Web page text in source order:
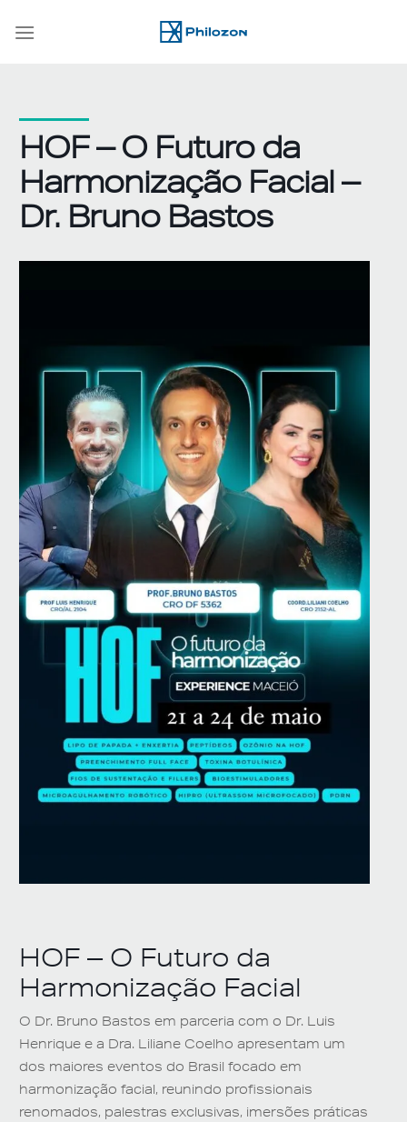
HOF – O Futuro da
Harmonização Facial –
Dr. Bruno Bastos
HOF – O Futuro da
Harmonização Facial
O Dr. Bruno Bastos em parceria com o Dr. Luis
Henrique e a Dra. Liliane Coelho apresentam um
dos maiores eventos do Brasil focado em
harmonização facial, reunindo profissionais
renomados, palestras exclusivas, imersões práticas